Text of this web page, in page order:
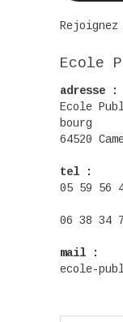
Ecole
adresse :
Ecole
bourg
64520
tel :
05 59 56
06 38 34
mail :
ecole-